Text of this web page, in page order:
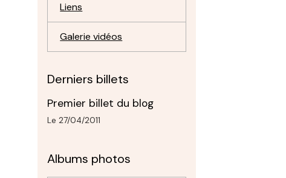
Liens
Galerie vidéos
Derniers billets
Premier billet du blog
Le 27/04/2011
Albums photos